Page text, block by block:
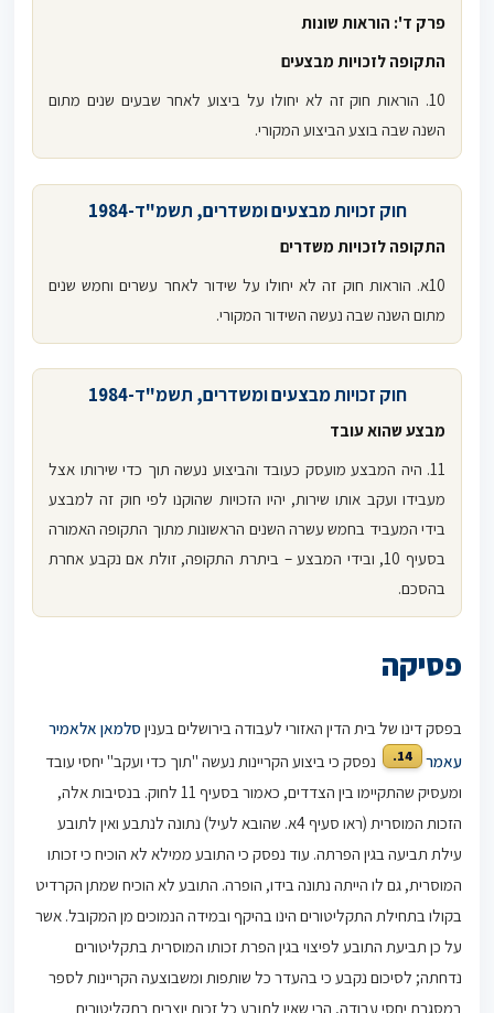
פרק ד': הוראות שונות
התקופה לזכויות מבצעים
10. הוראות חוק זה לא יחולו על ביצוע לאחר שבעים שנים מתום
השנה שבה בוצע הביצוע המקורי.
חוק זכויות מבצעים ומשדרים, תשמ"ד-1984
התקופה לזכויות משדרים
10א. הוראות חוק זה לא יחולו על שידור לאחר עשרים וחמש שנים
מתום השנה שבה נעשה השידור המקורי.
חוק זכויות מבצעים ומשדרים, תשמ"ד-1984
מבצע שהוא עובד
11. היה המבצע מועסק כעובד והביצוע נעשה תוך כדי שירותו אצל
מעבידו ועקב אותו שירות, יהיו הזכויות שהוקנו לפי חוק זה למבצע
בידי המעביד בחמש עשרה השנים הראשונות מתוך התקופה האמורה
בסעיף 10, ובידי המבצע – ביתרת התקופה, זולת אם נקבע אחרת
בהסכם.
פסיקה
בפסק דינו של בית הדין האזורי לעבודה בירושלים בענין סלמאן אלאמיר
עאמר
14.
נפסק כי ביצוע הקריינות נעשה "תוך כדי ועקב" יחסי עובד
ומעסיק שהתקיימו בין הצדדים, כאמור בסעיף 11 לחוק. בנסיבות אלה,
הזכות המוסרית (ראו סעיף 4א. שהובא לעיל) נתונה לנתבע ואין לתובע
עילת תביעה בגין הפרתה. עוד נפסק כי התובע ממילא לא הוכיח כי זכותו
המוסרית, גם לו הייתה נתונה בידו, הופרה. התובע לא הוכיח שמתן הקרדיט
בקולו בתחילת התקליטורים הינו בהיקף ובמידה הנמוכים מן המקובל. אשר
על כן תביעת התובע לפיצוי בגין הפרת זכותו המוסרית בתקליטורים
נדחתה; לסיכום נקבע כי בהעדר כל שותפות ומשבוצעה הקריינות לספר
במסגרת יחסי עבודה, הרי שאין לתובע כל זכות יוצרים בתקליטורים